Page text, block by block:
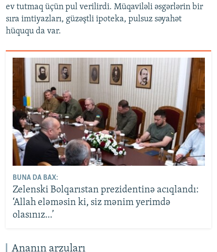
ev tutmaq üçün pul verilirdi. Müqaviləli əsgərlərin bir
sıra imtiyazları, güzəştli ipoteka, pulsuz səyahət
hüququ da var.
BUNA DA BAX:
Zelenski Bolqarıstan prezidentinə acıqlandı:
‘Allah eləməsin ki, siz mənim yerimdə
olasınız...’
Ananın arzuları